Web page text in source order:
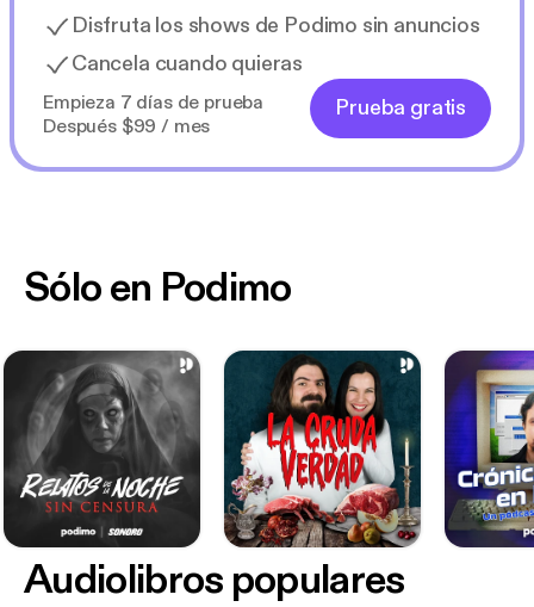
Disfruta los shows de Podimo sin anuncios
Cancela cuando quieras
Empieza 7 días de prueba
Después $99 / mes
Prueba gratis
Sólo en Podimo
Audiolibros populares